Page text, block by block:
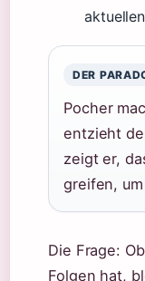
DER
Pocher
entzieht
zeigt er,
greifen,
Die Frage:
Folgen hat,